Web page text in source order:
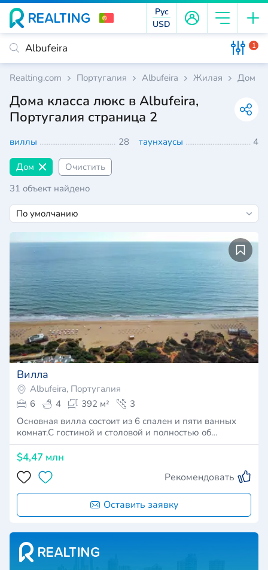
Рус
USD
1
Realting.com Португалия Albufeira Жилая Дом
Дома класса люкс в Albufeira,
Португалия страница 2
виллы 28 таунхаусы 4
Дом
Очистить
31 объект найдено
Вилла
Albufeira, Португалия
6
4 392 м²
3
Основная вилла состоит из 6 спален и пяти ванных
комнат.С гостиной и столовой и полностью об…
$4,47 млн
Рекомендовать
Оставить заявку